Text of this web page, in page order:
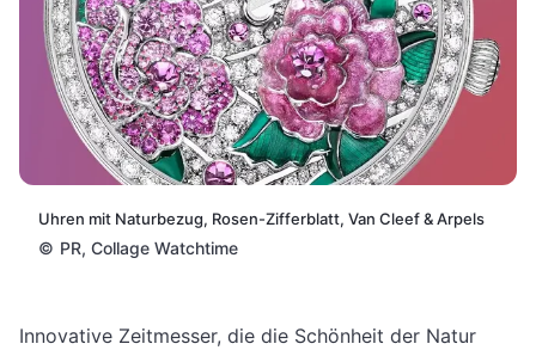
Uhren mit Naturbezug, Rosen-Zifferblatt, Van Cleef & Arpels
© PR, Collage Watchtime
Innovative Zeitmesser, die die Schönheit der Natur